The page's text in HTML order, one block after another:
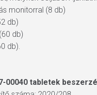
monitorral (8 db)
db)
db)
db).
00040 tabletek